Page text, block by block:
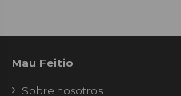
Mau Feitio
Sobre nosotros